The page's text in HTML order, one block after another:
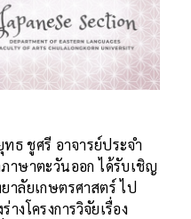
ธ ชูศรี อาจารย์ประจำ
าษาตะวันออก ได้รับเชิญ
ลัยเกษตรศาสตร์ ไป
งโครงการวิจัยเรื่อง